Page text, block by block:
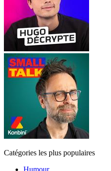
Catégories les plus populaires
Humour